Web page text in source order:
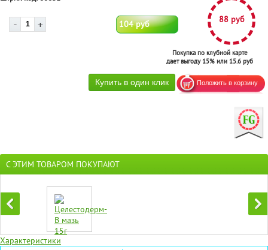
104 руб 88 руб
Покупка по клубной карте
дает выгоду 15% или 15.6 руб
С ЭТИМ ТОВАРОМ ПОКУПАЮТ
Характеристики